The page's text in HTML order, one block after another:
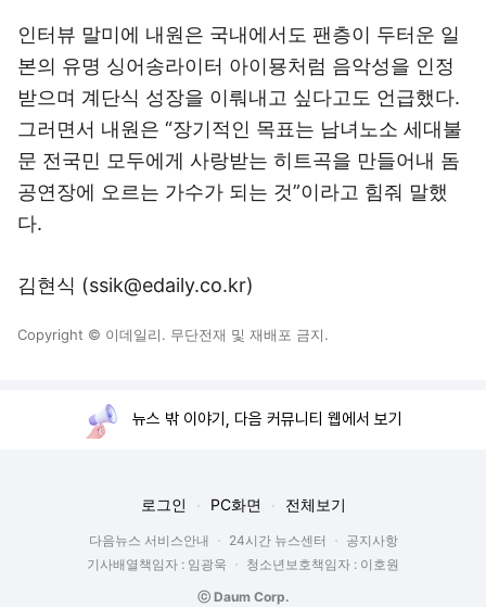
인터뷰 말미에 내원은 국내에서도 팬층이 두터운 일
본의 유명 싱어송라이터 아이묭처럼 음악성을 인정
받으며 계단식 성장을 이뤄내고 싶다고도 언급했다.
그러면서 내원은 “장기적인 목표는 남녀노소 세대불
문 전국민 모두에게 사랑받는 히트곡을 만들어내 돔
공연장에 오르는 가수가 되는 것”이라고 힘줘 말했
다.
김현식 (ssik@edaily.co.kr)
Copyright © 이데일리. 무단전재 및 재배포 금지.
뉴스 밖 이야기, 다음 커뮤니티 웹에서 보기
로그인 PC화면 전체보기
다음뉴스 서비스안내 24시간 뉴스센터
공지사항
기사배열책임자 : 임광욱
청소년보호책임자 : 이호원
ⓒ Daum Corp.